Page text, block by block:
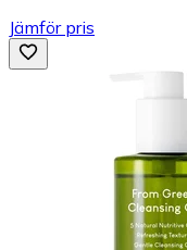
Jämför pris